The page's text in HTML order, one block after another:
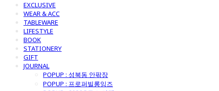
EXCLUSIVE
WEAR & ACC
TABLEWARE
LIFESTYLE
BOOK
STATIONERY
GIFT
JOURNAL
POPUP : 성북동 안팎장
POPUP : 프로퍼빌롱잉즈